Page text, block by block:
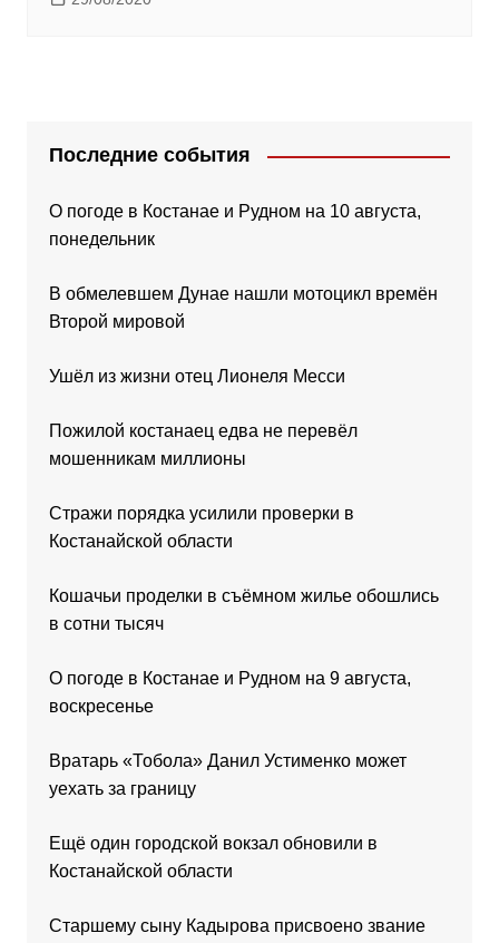
Последние события
О погоде в Костанае и Рудном на 10 августа,
понедельник
В обмелевшем Дунае нашли мотоцикл времён
Второй мировой
Ушёл из жизни отец Лионеля Месси
Пожилой костанаец едва не перевёл
мошенникам миллионы
Стражи порядка усилили проверки в
Костанайской области
Кошачьи проделки в съёмном жилье обошлись
в сотни тысяч
О погоде в Костанае и Рудном на 9 августа,
воскресенье
Вратарь «Тобола» Данил Устименко может
уехать за границу
Ещё один городской вокзал обновили в
Костанайской области
Старшему сыну Кадырова присвоено звание